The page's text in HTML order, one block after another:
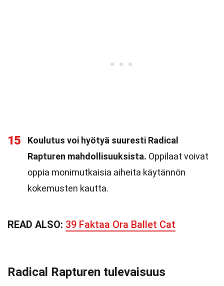
15
Koulutus voi hyötyä suuresti Radical
Rapturen mahdollisuuksista. Oppilaat voivat
oppia monimutkaisia aiheita käytännön
kokemusten kautta.
READ ALSO: 39 Faktaa Ora Ballet Cat
Radical Rapturen tulevaisuus